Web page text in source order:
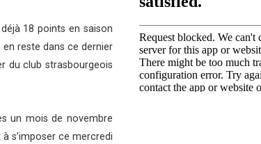
18 points en saison
en reste dans ce dernier
du club strasbourgeois
un mois de novembre
s’imposer ce mercredi